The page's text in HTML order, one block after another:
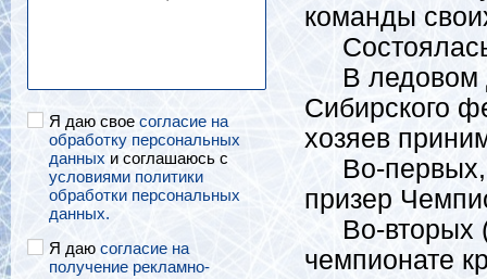
Я даю свое согласие на
обработку персональных
данных и соглашаюсь с
условиями политики
обработки персональных
данных.
Я даю согласие на
получение рекламно-
команды
Состоялась
В ледовом
Сибирского
хозяев
Во-первых,
призер
Во-вторых
чемпионате